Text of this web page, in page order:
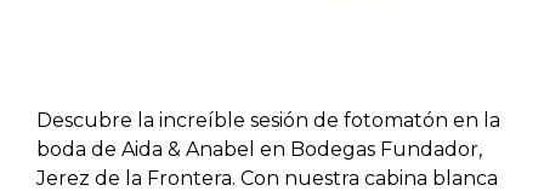
Descubre la increíble sesión de fotomatón en la
boda de Aida & Anabel en Bodegas Fundador,
Jerez de la Frontera. Con nuestra cabina blanca